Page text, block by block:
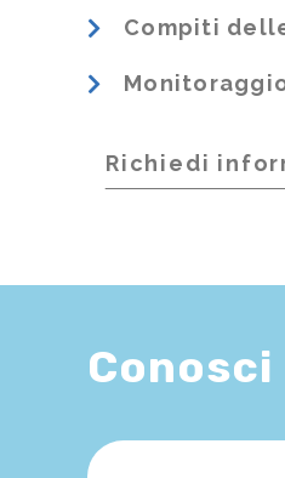
Compiti
Richiedi